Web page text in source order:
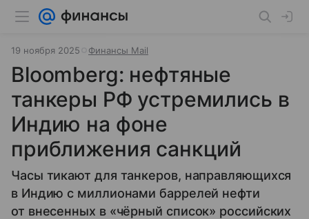
19 ноября 2025 Финансы Mail
Bloomberg: нефтяные
танкеры РФ устремились в
Индию на фоне
приближения санкций
Часы тикают для танкеров, направляющихся
в Индию с миллионами баррелей нефти
от внесенных в «чёрный список» российских